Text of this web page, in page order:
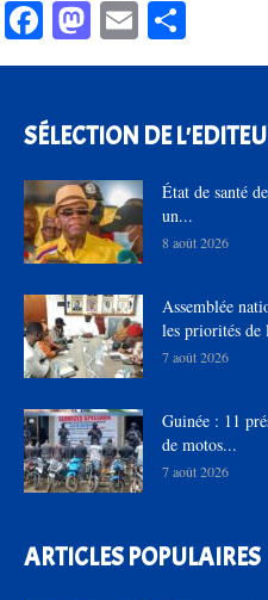
Facebook
Mastodon
Email
SÉLECTION DE
État de santé
un...
8 août 2026
Assemblée
les priorités de
7 août 2026
Guinée : 11
de motos...
7 août 2026
ARTICLES POPULAIRES